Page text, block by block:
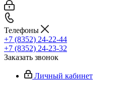
Телефоны
+7 (8352) 24-22-44
+7 (8352) 24-23-32
Заказать звонок
Личный кабинет